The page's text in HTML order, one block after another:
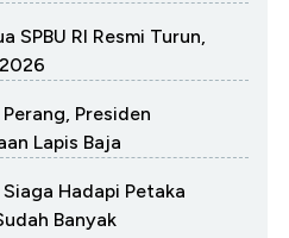
SPBU RI Resmi Turun,
Presiden
Lapis Baja
Hadapi Petaka
Banyak